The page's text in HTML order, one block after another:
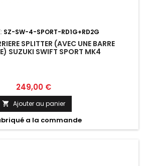
SZ-SW-4-SPORT-RD1G+RD2G
SPLITTER (AVEC UNE BARRE
SUZUKI SWIFT SPORT MK4
Prix
249,00 €
 Ajouter au panier
a la commande